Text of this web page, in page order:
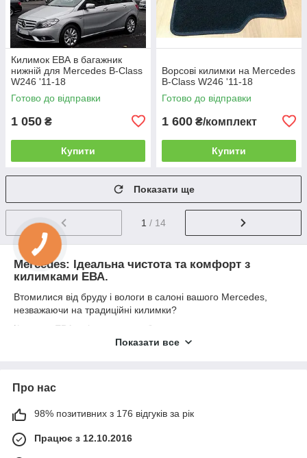
Килимок ЕВА в багажник
нижній для Mercedes B-Class
W246 '11-18
Готово до відправки
1 050 ₴
Купити
Ворсові килимки на Mercedes
B-Class W246 '11-18
Готово до відправки
1 600 ₴/комплект
Купити
Показати ще
1 / 14
Mercedes: Ідеальна чистота та комфорт з
килимками ЕВА.
Втомилися від бруду і вологи в салоні вашого Mercedes,
незважаючи на традиційні килимки?
Килимки ЕВА - рішення, яке збереже вашу машину в
килимки мають глибокі осередки, які надійно затримують
- Забудьте про сльоту, що розтікається, і брудні ноги - в
салоні вашого Mercedes буде ідеальна чистота і комфорт.
Переваги килимків ЕВА:
Показати все
Про нас
98% позитивних з 176 відгуків за рік
Працює з 12.10.2016